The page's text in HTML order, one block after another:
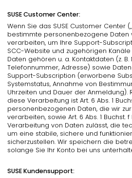
SUSE Customer Center:
Wenn Sie das SUSE Customer Center
bestimmte personenbezogene Daten
verarbeiten, um Ihre Support-
SCC-Website und zugehörigen
Daten gehören u. a. Kontaktdaten (z.
Telefonnummer, Adresse) sowie
Support-Subscription (erworbene
Systemstatus, Annahme von
Uhrzeiten und Dauer der Anmeldung).
diese Verarbeitung ist Art. 6 Abs. 1
personenbezogenen Daten, die wir
verarbeiten, sowie Art. 6 Abs. 1 Buchst. f
Verarbeitung von Daten zulässt, die
um eine stabile, sichere und
sicherzustellen. Wir speichern die
solange Sie Ihr Konto bei uns
SUSE Kundensupport: